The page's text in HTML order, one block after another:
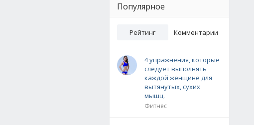
Популярное
Рейтинг Комментарии
4 упражнения, которые
следует выполнять
каждой женщине для
вытянутых, сухих
мышц.
Фитнес